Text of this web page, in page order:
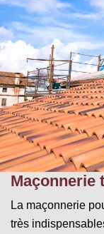
Maçonnerie
La maçonnerie
très